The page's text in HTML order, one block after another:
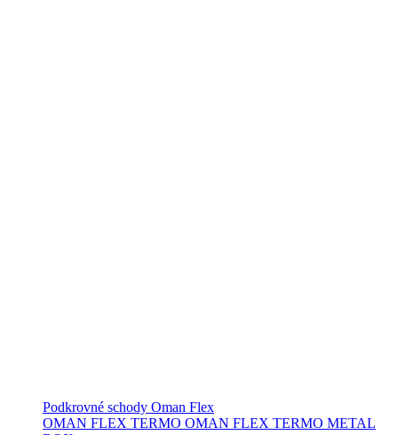
Podkrovné schody Oman Flex
OMAN FLEX TERMO OMAN FLEX TERMO METAL